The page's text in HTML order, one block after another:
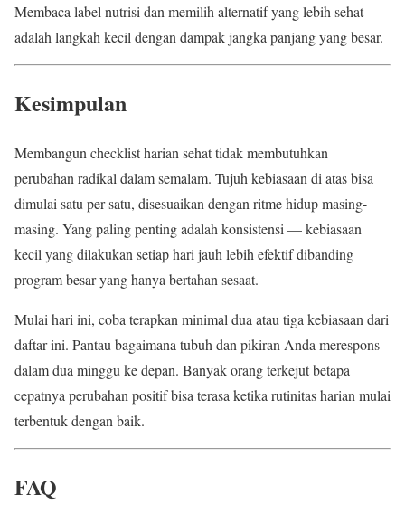
Membaca label nutrisi dan memilih alternatif yang lebih sehat
adalah langkah kecil dengan dampak jangka panjang yang besar.
Kesimpulan
Membangun checklist harian sehat tidak membutuhkan
perubahan radikal dalam semalam. Tujuh kebiasaan di atas bisa
dimulai satu per satu, disesuaikan dengan ritme hidup masing-
masing. Yang paling penting adalah konsistensi — kebiasaan
kecil yang dilakukan setiap hari jauh lebih efektif dibanding
program besar yang hanya bertahan sesaat.
Mulai hari ini, coba terapkan minimal dua atau tiga kebiasaan dari
daftar ini. Pantau bagaimana tubuh dan pikiran Anda merespons
dalam dua minggu ke depan. Banyak orang terkejut betapa
cepatnya perubahan positif bisa terasa ketika rutinitas harian mulai
terbentuk dengan baik.
FAQ